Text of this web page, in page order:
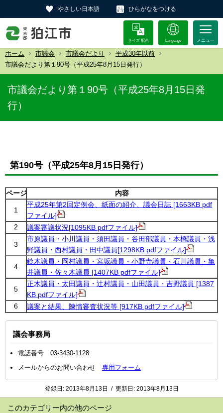
やさしい日本語 ひらがなをつける
サイズ 配色 Language
ホーム 市議会 市議会だより
平成30年以前
市議会だより第１90号（平成25年8月15日発行）
市議会だより第１90号（平成25年8月15日発
行）
第190号（平成25年8月15日発行）
ページ 内容
1
平成25年第2回定例会、紙面の紹介、議会日誌 [1663KB pdf
ファイル]
2
議案審議状況[1095KB pdfファイル]
3
市原議員・小川議員・須田議員・谷田部議員・本橋議員・浅
野議員・西村議員・田中議員[1298KB pdfファイル]
4
鈴木議員・岡村議員・宮坂議員・小野寺議員・石川議員・亀
井議員・佐々木議員 [1407KB pdfファイル]
5
正木議員・太田議員・辻村議員・山田議員・吉野議員 [1387
KB pdfファイル]
6
議案と結果、陳情審査状況等 [917KB pdfファイル]
議会事務局
電話番号 03-3430-1128
メールからのお問い合わせ 専用フォーム
登録日: 2013年8月13日 / 更新日: 2013年8月13日
このカテゴリー内の他のページ